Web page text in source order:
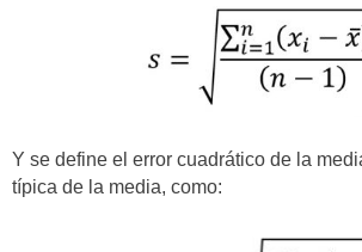
Y se define el error cuadrático de la
típica de la media, como: